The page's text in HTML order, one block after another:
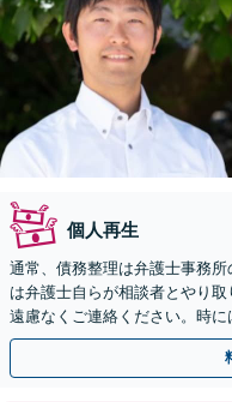
個人再生
通常、債務整理は弁護士事務
は弁護士自らが相談者とやり
遠慮なくご連絡ください。時
には相談者様のご協力が必要不